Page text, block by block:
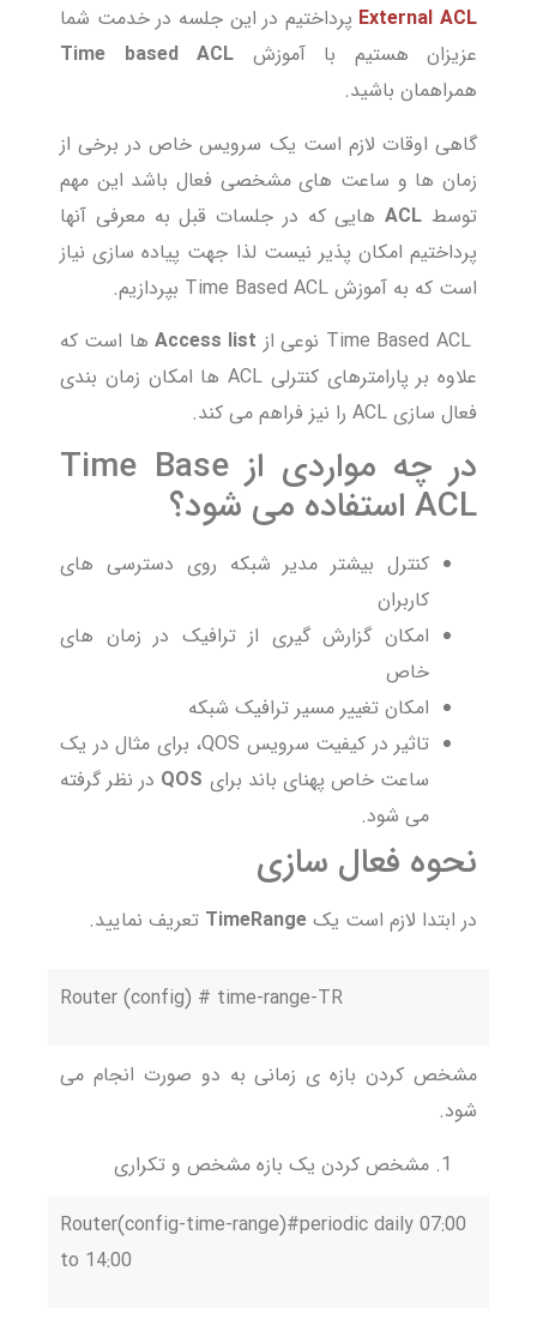
External ACL پرداختیم در این جلسه در خدمت شما
عزیزان هستیم با آموزش Time based ACL
همراهمان باشید.
گاهی اوقات لازم است یک سرویس خاص در برخی از
زمان ها و ساعت های مشخصی فعال باشد این مهم
توسط ACLهایی که در جلسات قبل به معرفی آنها
پرداختیم امکان پذیر نیست لذا جهت پیاده سازی نیاز
است که به آموزش Time Based ACL بپردازیم.
Time Based ACL نوعی از
Access list ها است که
علاوه بر پارامترهای کنترلی ACL ها امکان زمان بندی
فعال سازی ACL را نیز فراهم می کند.
در چه مواردی از Time Base
ACL استفاده می شود؟
کنترل بیشتر مدیر شبکه روی دسترسی های
کاربران
امکان گزارش گیری از ترافیک در زمان های
خاص
امکان تغییر مسیر ترافیک شبکه
تاثیر در کیفیت سرویس QOS، برای مثال در یک
ساعت خاص پهنای باند برای QOS در نظر گرفته
می شود.
نحوه فعال سازی
در ابتدا لازم است یک TimeRange تعریف نمایید.
Router (config) # time-range-TR
مشخص کردن بازه ی زمانی به دو صورت انجام می
شود.
مشخص کردن یک بازه مشخص و تکراری
Router(config-time-range)#periodic daily 07:00
to 14:00